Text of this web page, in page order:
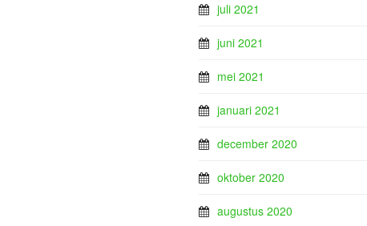
juli 2021
juni 2021
mei 2021
januari 2021
december 2020
oktober 2020
augustus 2020